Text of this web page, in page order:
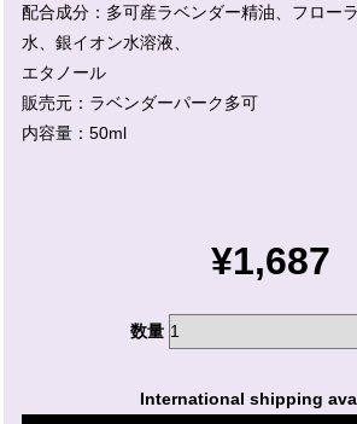
配合成分：多可産ラベンダー精油、フロー
水、銀イオン水溶液、
エタノール
販売元：ラベンダーパーク多可
内容量：50ml
¥1,687
数量
International shipping